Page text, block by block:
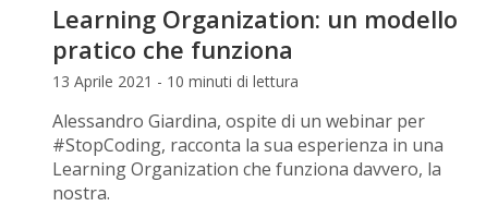
Learning Organization: un modello
pratico che funziona
13 Aprile 2021 - 10 minuti di lettura
Alessandro Giardina, ospite di un webinar per
#StopCoding, racconta la sua esperienza in una
Learning Organization che funziona davvero, la
nostra.